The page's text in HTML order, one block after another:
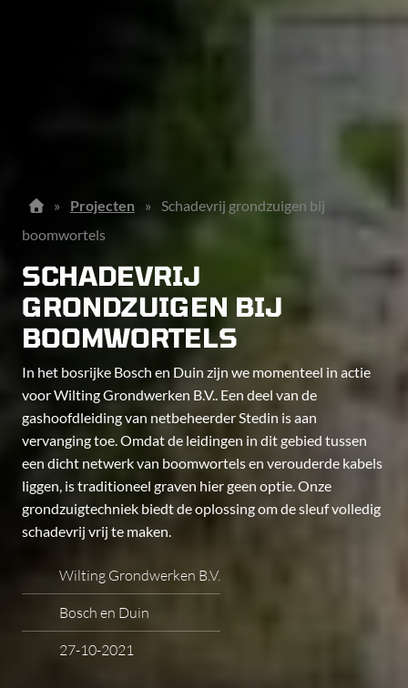
» Projecten »
Schadevrij grondzuigen bij
boomwortels
SCHADEVRIJ
GRONDZUIGEN BIJ
BOOMWORTELS
In het bosrijke Bosch en Duin zijn we momenteel in actie
voor Wilting Grondwerken B.V.. Een deel van de
gashoofdleiding van netbeheerder Stedin is aan
vervanging toe. Omdat de leidingen in dit gebied tussen
een dicht netwerk van boomwortels en verouderde kabels
liggen, is traditioneel graven hier geen optie. Onze
grondzuigtechniek biedt de oplossing om de sleuf volledig
schadevrij vrij te maken.
Wilting Grondwerken B.V.
Bosch en Duin
27-10-2021